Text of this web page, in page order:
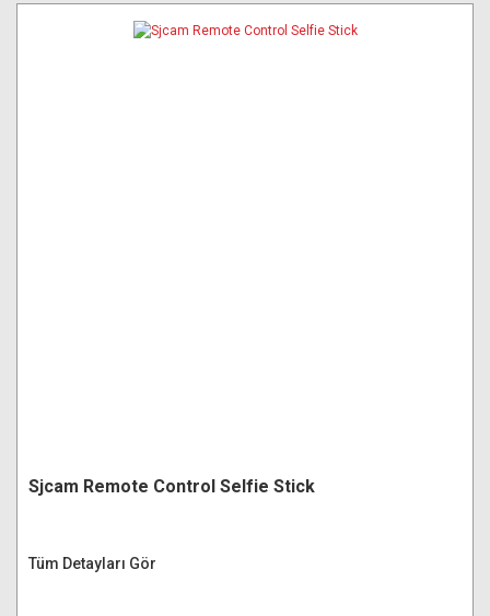
Sjcam Remote Control Selfie Stick
Tüm Detayları Gör